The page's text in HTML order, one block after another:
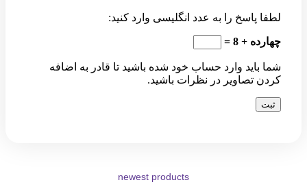
لطفا پاسخ را به عدد انگلیسی وارد کنید:
چهارده + 8 =
شما باید وارد حساب خود شده باشید تا قادر به اضافه
کردن تصاویر در نظرات باشید.
newest products